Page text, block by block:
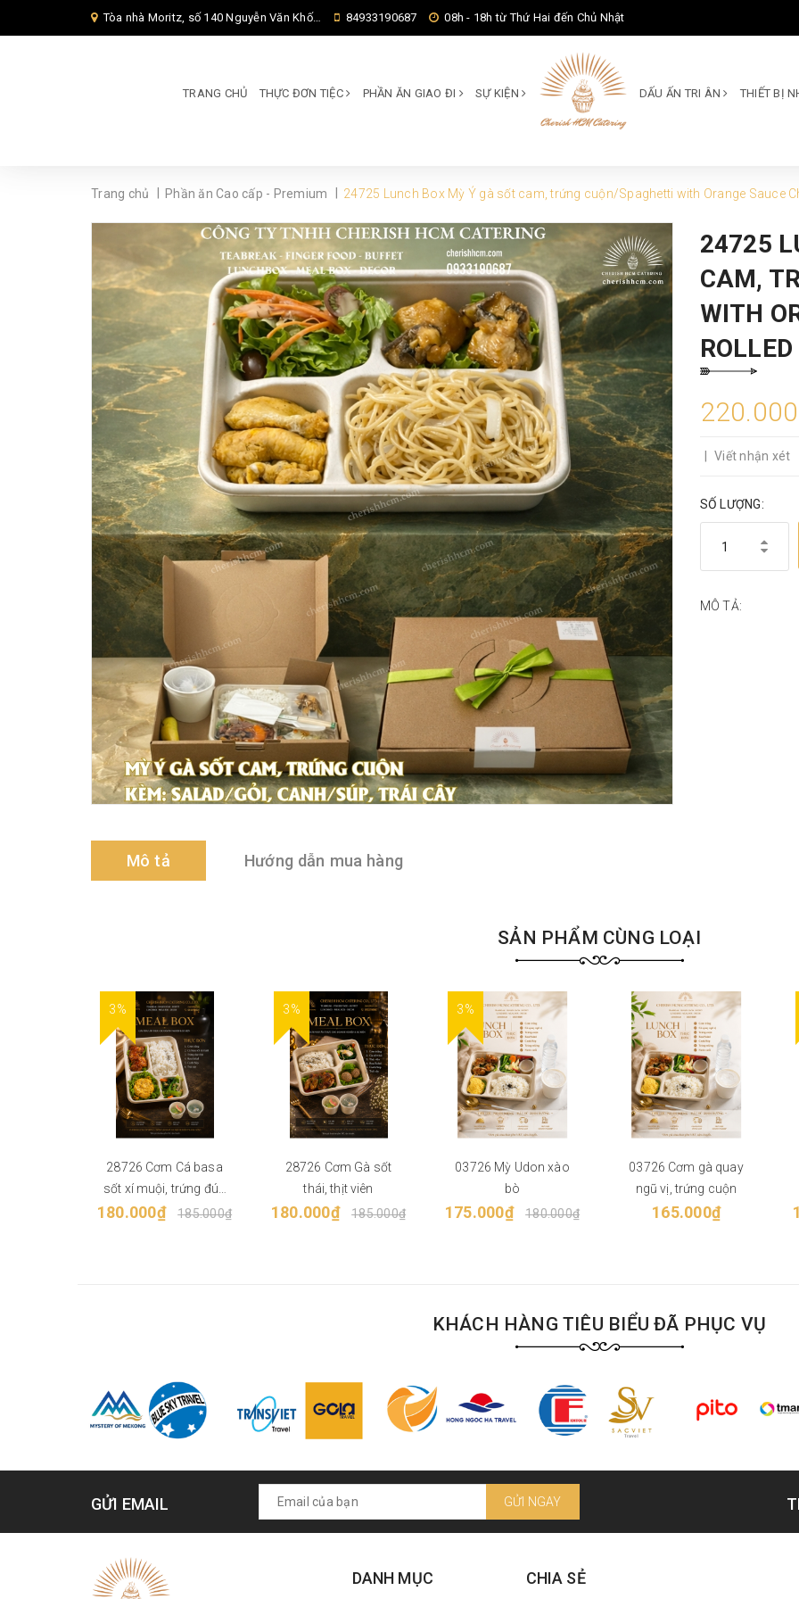
Tòa nhà Moritz, số 140 Nguyễn Văn Khối, Phường Thông Tây Hội, Thành phố Hồ Chí Minh, TP Hồ Chí Minh, 84933190687 08h - 18h từ Thứ Hai đến Chủ Nhật
TRANG CHỦ THỰC ĐƠN TIỆC PHẦN ĂN GIAO ĐI SỰ KIỆN DẤU ẤN TRI ÂN THIẾT BỊ
Trang chủ Phần ăn Cao cấp - Premium 24725 Lunch Box Mỳ Ý gà sốt cam, trứng cuộn/Spaghetti with Orange Sauce
24725
CAM,
WITH
Viết nhận xét
SỐ LƯỢNG:
MÔ TẢ:
Mô tả Hướng dẫn mua hàng
SẢN PHẨM CÙNG LOẠI
3%
28726 Cơm Cá basa
sốt xí muội, trứng đúc
thịt
180.000₫ 185.000₫
3%
28726 Cơm Gà sốt
thái, thịt viên
180.000₫ 185.000₫
3%
03726 Mỳ Udon xào
bò
175.000₫ 180.000₫
03726 Cơm gà quay
ngũ vị, trứng cuộn
165.000₫
KHÁCH HÀNG TIÊU BIỂU ĐÃ PHỤC VỤ
GỬI EMAIL GỬI NGAY
DANH MỤC CHIA SẺ